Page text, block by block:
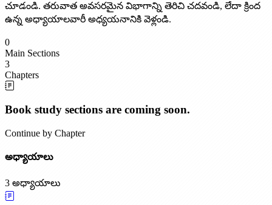
చూడండి. తరువాత అవసరమైన విభాగాన్ని తెరిచి చదవండి, లేదా క్రింద
ఉన్న అధ్యాయాలవారీ అధ్యయనానికి వెళ్లండి.
0
Main Sections
3
Chapters
Book study sections are coming soon.
Continue by Chapter
అధ్యాయాలు
3 అధ్యాయాలు